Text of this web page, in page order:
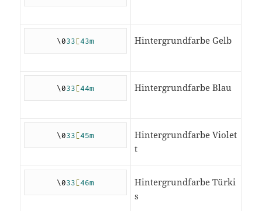
\033[43m Hintergrundfarbe Gelb
\033[44m Hintergrundfarbe Blau
\033[45m
Hintergrundfarbe Violet
t
\033[46m
Hintergrundfarbe Türki
s